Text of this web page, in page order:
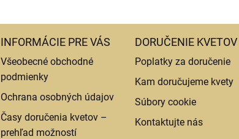
INFORMÁCIE PRE VÁS
Všeobecné obchodné
podmienky
Ochrana osobných údajov
Časy doručenia kvetov –
prehľad možností
DORUČENIE KVETOV
Poplatky za doručenie
Kam doručujeme kvety
Súbory cookie
Kontaktujte nás